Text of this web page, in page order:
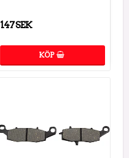
147 SEK
KÖP